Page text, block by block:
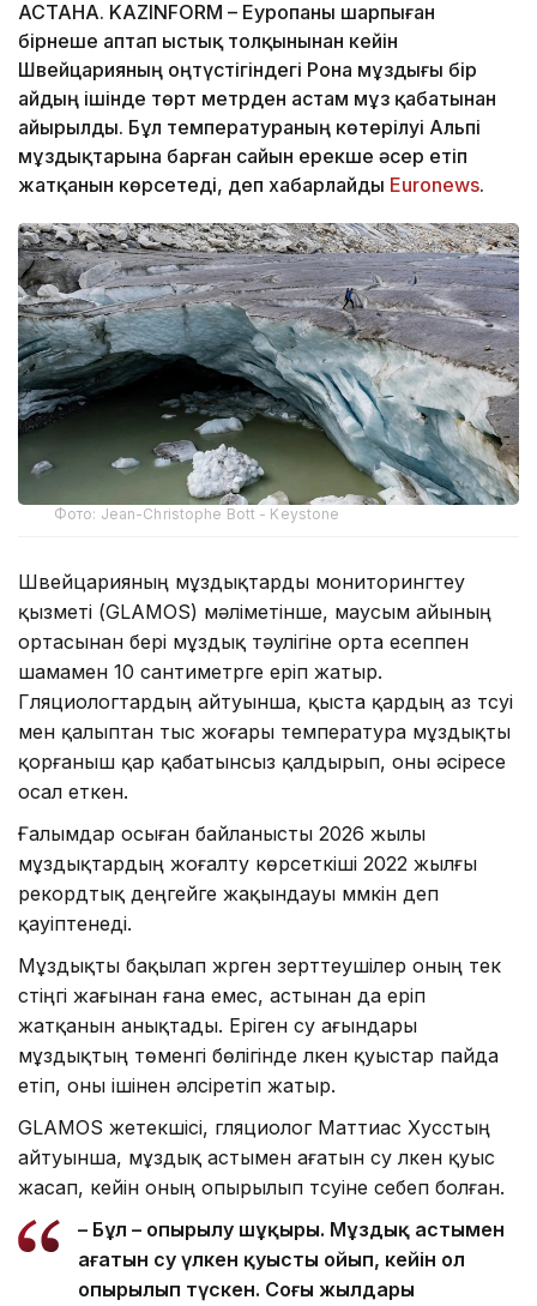
АСТАНА. KAZINFORM – Еуропаны шарпыған
бірнеше аптап ыстық толқынынан кейін
Швейцарияның оңтүстігіндегі Рона мұздығы бір
айдың ішінде төрт метрден астам мұз қабатынан
айырылды. Бұл температураның көтерілуі Альпі
мұздықтарына барған сайын ерекше әсер етіп
жатқанын көрсетеді, деп хабарлайды Еuronews.
Фото: Jean-Christophe Bott - Keystone
Швейцарияның мұздықтарды мониторингтеу
қызметі (GLAMOS) мәліметінше, маусым айының
ортасынан бері мұздық тәулігіне орта есеппен
шамамен 10 сантиметрге еріп жатыр.
Гляциологтардың айтуынша, қыста қардың аз түсуі
мен қалыптан тыс жоғары температура мұздықты
қорғаныш қар қабатынсыз қалдырып, оны әсіресе
осал еткен.
Ғалымдар осыған байланысты 2026 жылы
мұздықтардың жоғалту көрсеткіші 2022 жылғы
рекордтық деңгейге жақындауы мүмкін деп
қауіптенеді.
Мұздықты бақылап жүрген зерттеушілер оның тек
үстіңгі жағынан ғана емес, астынан да еріп
жатқанын анықтады. Еріген су ағындары
мұздықтың төменгі бөлігінде үлкен қуыстар пайда
етіп, оны ішінен әлсіретіп жатыр.
GLAMOS жетекшісі, гляциолог Маттиас Хусстың
айтуынша, мұздық астымен ағатын су үлкен қуыс
жасап, кейін оның опырылып түсуіне себеп болған.
– Бұл – опырылу шұңқыры. Мұздық астымен
ағатын су үлкен қуысты ойып, кейін ол
опырылып түскен. Соңғы жылдары